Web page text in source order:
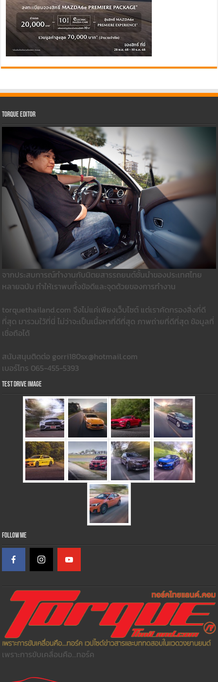
Torque Editor
จากประสบการณ์ทำงานกับนิตยสารรถยนต์ชั้นนำของประเทศไทย
หลายฉบับ ทำให้เราพบทั้งข้อดีและจุดด้วยของการทำงาน
torquethailand.com จึงไม่แค่เพียงเว็บไซต์ แต่เราคัดกรองสิ่งที่ดี
ที่สุด มารวมใว้ที่นี่ ไม่ว่าจะเป็นเนื้อหาที่ดีที่สุด ภาพถ่ายที่ดีที่สุด ข้อมูลที่
เชื่อถือได้
สนับสนุนติดต่อ gorri180sx@hotmail.com
เบอร์โทร 065-455-5393
Test Drive Image
Follow Me
เพราะการขับเคลื่อนคือ...ทอร์ค